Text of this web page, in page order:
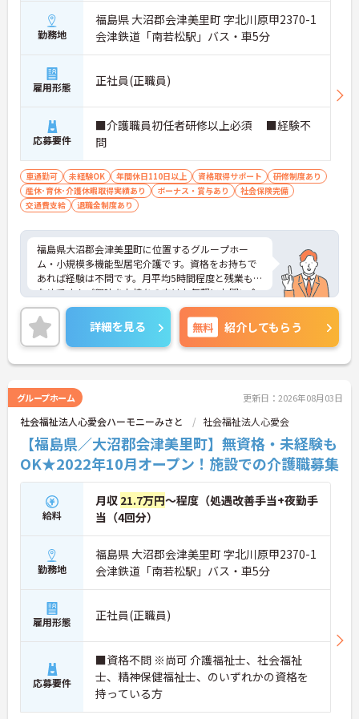
勤務地
福島県 大沼郡会津美里町 字北川原甲2370-1
会津鉄道「南若松駅」バス・車5分
雇用形態 正社員(正職員)
応募要件
■介護職員初任者研修以上必須 ■経験不
問
車通勤可 未経験OK 年間休日110日以上 資格取得サポート
研修制度あり
産休･育休･介護休暇取得実績あり
ボーナス・賞与あり
社会保険完備
交通費支給
退職金制度あり
福島県大沼郡会津美里町に位置するグループホー
ム・小規模多機能型居宅介護です。資格をお持ちで
あれば経験は不問です。月平均5時間程度と残業も少
なめです！ご興味をお持ちの方はお気軽にお問い合
わせください。
詳細を見る 無料 紹介してもらう
グループホーム 更新日：2026年08月03日
社会福祉法人心愛会ハーモニーみさと 社会福祉法人心愛会
【福島県／大沼郡会津美里町】無資格・未経験も
OK★2022年10月オープン！施設での介護職募集
給料
月収 21.7万円～程度（処遇改善手当+夜勤手
当（4回分）
勤務地
福島県 大沼郡会津美里町 字北川原甲2370-1
会津鉄道「南若松駅」バス・車5分
雇用形態 正社員(正職員)
応募要件
■資格不問 ※尚可 介護福祉士、社会福祉
士、精神保健福祉士、のいずれかの資格を
持っている方